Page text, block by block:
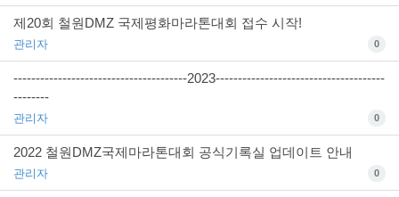
제20회 철원DMZ 국제평화마라톤대회 접수 시작!
관리자 0
---------------------------------------2023--------------------------------------
--------
관리자 0
2022 철원DMZ국제마라톤대회 공식기록실 업데이트 안내
관리자 0